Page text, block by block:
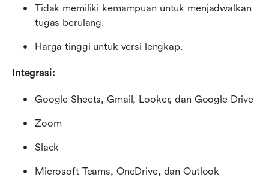
Tidak memiliki kemampuan untuk menjadwalkan
tugas berulang.
Harga tinggi untuk versi lengkap.
Integrasi:
Google Sheets, Gmail, Looker, dan Google Drive
Zoom
Slack
Microsoft Teams, OneDrive, dan Outlook